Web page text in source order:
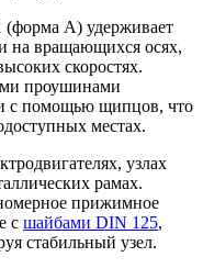
(форма А) удерживает
на вращающихся осях,
скоростях.
проушинами
с помощью щипцов, что
местах.
узлах
рамах.
прижимное
с шайбами DIN 125,
стабильный узел.